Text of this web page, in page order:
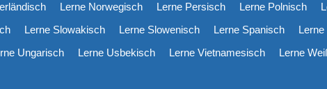
Lerne Norwegisch Lerne Persisch Lerne Polnisch
Lerne Slowakisch Lerne Slowenisch Lerne Spanisch Lerne
Ungarisch Lerne Usbekisch Lerne Vietnamesisch Lerne